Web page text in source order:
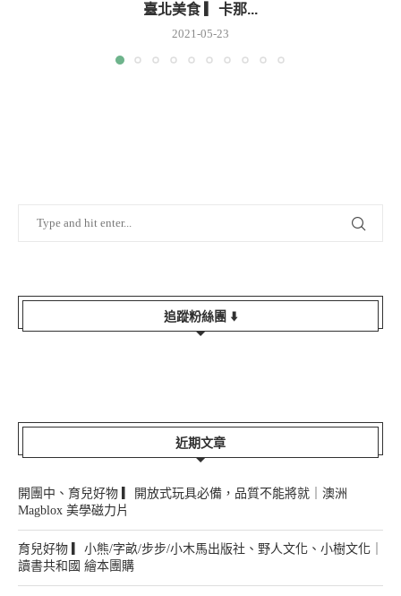
臺北美食 ▎卡那...
2021-05-23
追蹤粉絲團 ⬇️
近期文章
開團中、育兒好物 ▎開放式玩具必備，品質不能將就｜澳洲
Magblox 美學磁力片
育兒好物 ▎小熊/字畝/步步/小木馬出版社、野人文化、小樹文化｜
讀書共和國 繪本團購